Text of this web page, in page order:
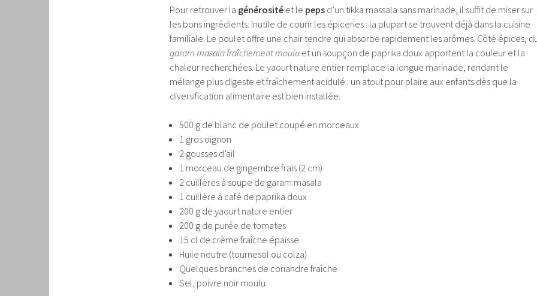
Pour retrouver la générosité et le peps d’un tikka massala sans marinade, il suffit de miser sur
les bons ingrédients. Inutile de courir les épiceries : la plupart se trouvent déjà dans la cuisine
familiale. Le poulet offre une chair tendre qui absorbe rapidement les arômes. Côté épices,
garam masala fraîchement moulu et un soupçon de paprika doux apportent la couleur et la
chaleur recherchées. Le yaourt nature entier remplace la longue marinade, rendant le
mélange plus digeste et fraîchement acidulé : un atout pour plaire aux enfants dès que la
diversification alimentaire est bien installée.
500 g de blanc de poulet coupé en morceaux
1 gros oignon
2 gousses d’ail
1 morceau de gingembre frais (2 cm)
2 cuillères à soupe de garam masala
1 cuillère à café de paprika doux
200 g de yaourt nature entier
200 g de purée de tomates
15 cl de crème fraîche épaisse
Huile neutre (tournesol ou colza)
Quelques branches de coriandre fraîche
Sel, poivre noir moulu